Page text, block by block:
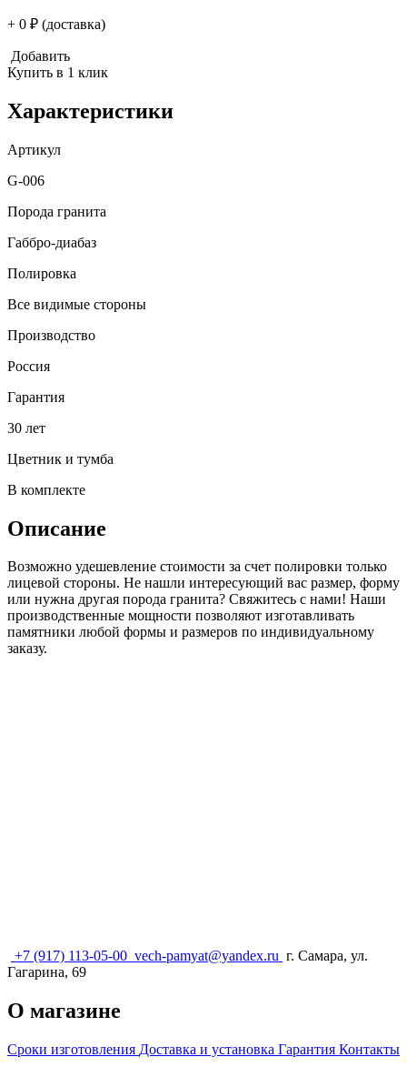
+ 0 ₽ (доставка)
Добавить
Купить в 1 клик
Характеристики
Артикул
G-006
Порода гранита
Габбро-диабаз
Полировка
Все видимые стороны
Производство
Россия
Гарантия
30 лет
Цветник и тумба
В комплекте
Описание
Возможно удешевление стоимости за счет полировки только
лицевой стороны. Не нашли интересующий вас размер, форму
или нужна другая порода гранита? Свяжитесь с нами! Наши
производственные мощности позволяют изготавливать
памятники любой формы и размеров по индивидуальному
заказу.
+7 (917) 113-05-00 vech-pamyat@yandex.ru г. Самара, ул.
Гагарина, 69
О магазине
Сроки изготовления Доставка и установка Гарантия Контакты